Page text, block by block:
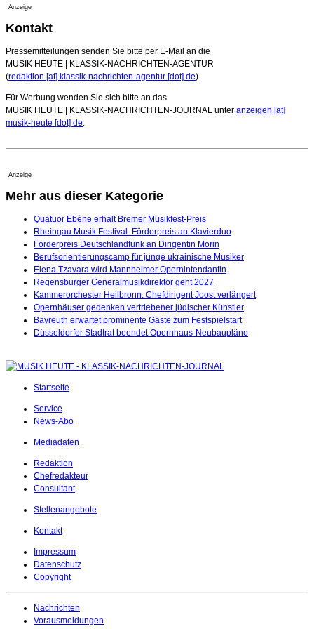
Anzeige
Kontakt
Pressemitteilungen senden Sie bitte per E-Mail an die
MUSIK HEUTE | KLASSIK-NACHRICHTEN-AGENTUR
(redaktion [at] klassik-nachrichten-agentur [dot] de)
Für Werbung wenden Sie sich bitte an das
MUSIK HEUTE | KLASSIK-NACHRICHTEN-JOURNAL unter anzeigen [at]
musik-heute [dot] de
Anzeige
Mehr aus dieser Kategorie
Quatuor Ebène erhält Bremer Musikfest-Preis
Rheingau Musik Festival: Förderpreis an Klavierduo
Förderpreis Deutschlandfunk an Dirigentin Morin
Berufsorientierungscamp für junge ukrainische Musiker
Elena Tzavara wird Mannheimer Opernintendantin
Regensburger Generalmusikdirektor geht 2027
Kammerorchester Heilbronn: Chefdirigent Joost verlängert
Opernhäuser gedenken vertriebener jüdischer Künstler
Bayreuth erwartet prominente Gäste zum Festspielstart
Düsseldorfer Stadtrat beendet Opernhaus-Neubaupläne
Startseite
Service
News-Abo
Mediadaten
Redaktion
Chefredakteur
Consultant
Stellenangebote
Kontakt
Impressum
Datenschutz
Copyright
Nachrichten
Vorausmeldungen